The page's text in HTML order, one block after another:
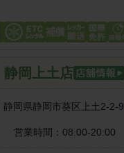
静岡上土店
静岡県静岡市葵区上土2-2-9
営業時間： 08:00-20:00